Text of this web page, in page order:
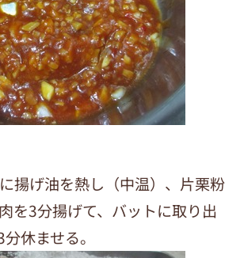
揚げ油を熱し（中温）、片栗粉
を3分揚げて、バットに取り出
休ませる。